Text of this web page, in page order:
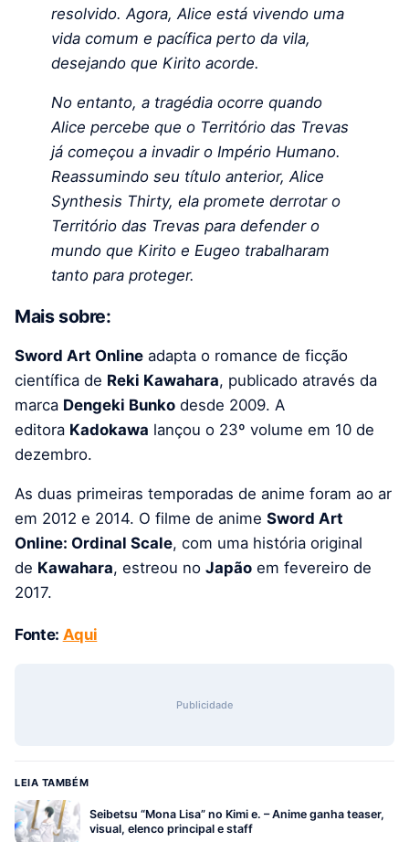
resolvido. Agora, Alice está vivendo uma
vida comum e pacífica perto da vila,
desejando que Kirito acorde.
No entanto, a tragédia ocorre quando
Alice percebe que o Território das Trevas
já começou a invadir o Império Humano.
Reassumindo seu título anterior, Alice
Synthesis Thirty, ela promete derrotar o
Território das Trevas para defender o
mundo que Kirito e Eugeo trabalharam
tanto para proteger.
Mais sobre:
Sword Art Online adapta o romance de ficção
científica de Reki Kawahara, publicado através da
marca Dengeki Bunko desde 2009. A
editora Kadokawa lançou o 23º volume em 10 de
dezembro.
As duas primeiras temporadas de anime foram ao ar
em 2012 e 2014. O filme de anime Sword Art
Online: Ordinal Scale, com uma história original
de Kawahara, estreou no Japão em fevereiro de
2017.
Fonte: Aqui
Publicidade
LEIA TAMBÉM
Seibetsu “Mona Lisa” no Kimi e. – Anime ganha teaser,
visual, elenco principal e staff